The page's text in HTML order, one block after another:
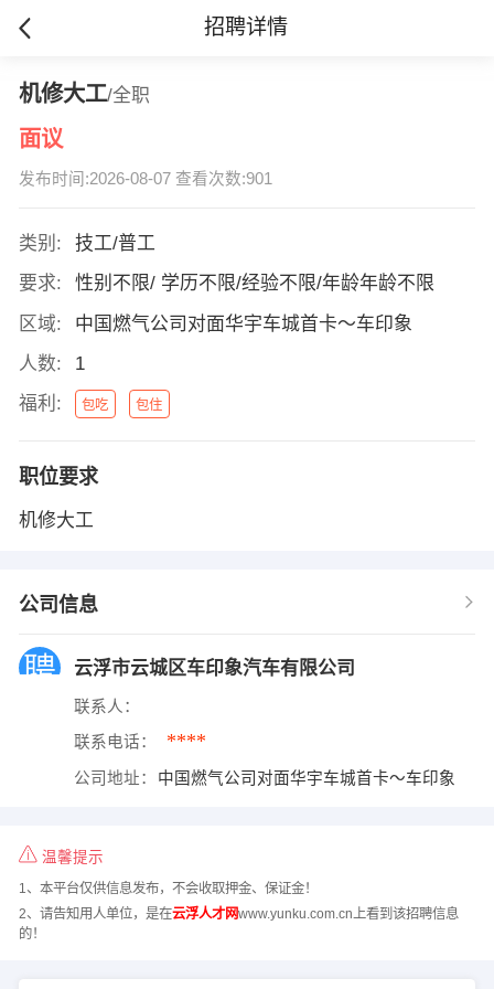
招聘详情
机修大工/全职
面议
发布时间:2026-08-07 查看次数:901
类别:
技工/普工
要求:
性别不限/ 学历不限/经验不限/年龄年龄不限
区域:
中国燃气公司对面华宇车城首卡～车印象
人数:
1
福利:
包吃 包住
职位要求
机修大工
公司信息
云浮市云城区车印象汽车有限公司
联系人：
联系电话： ****
公司地址： 中国燃气公司对面华宇车城首卡～车印象
温馨提示
1、本平台仅供信息发布，不会收取押金、保证金！
2、请告知用人单位，是在云浮人才网www.yunku.com.cn上看到该招聘信息
的！